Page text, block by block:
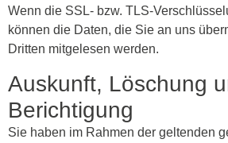
Wenn die SSL- bzw. TLS-
können die Daten, die Sie an uns
Dritten mitgelesen werden.
Auskunft, Löschung
Berichtigung
Sie haben im Rahmen der geltenden